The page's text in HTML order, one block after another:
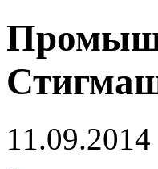
11.09.2014